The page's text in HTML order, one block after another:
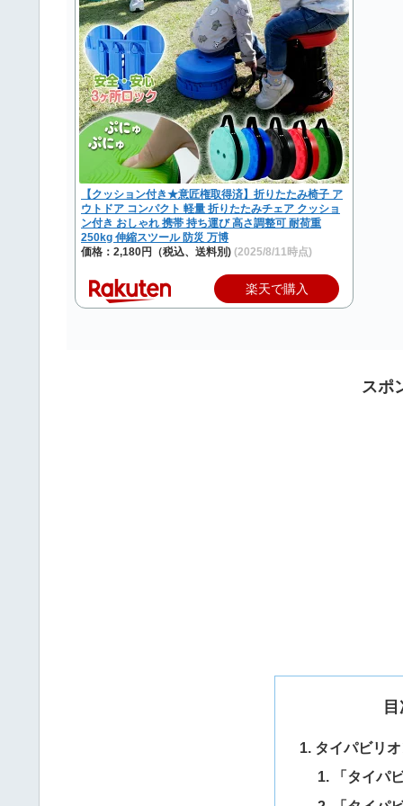
【クッション付き★意匠権取得済】折りたたみ椅子 ア
ウトドア コンパクト 軽量 折りたたみチェア クッショ
ン付き おしゃれ 携帯 持ち運び 高さ調整可 耐荷重
250kg 伸縮スツール 防災 万博
価格：2,180円（税込、送料別) (2025/8/11時点)
楽天で購入
スポ
タイパビリ
「タイパ